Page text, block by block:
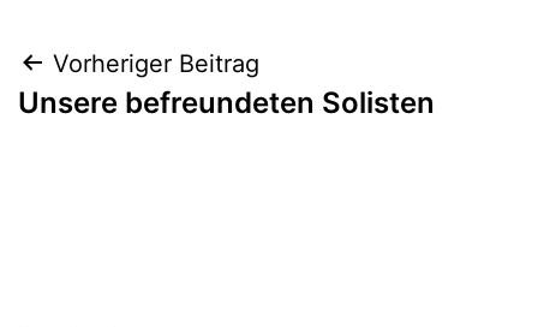
Beitragsnavigation
Vorheriger Beitrag
Unsere befreundeten Solisten